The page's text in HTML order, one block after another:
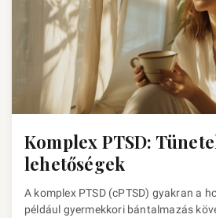
Komplex PTSD:
lehetőségek
A komplex PTSD (cPTSD) gyakran a
például gyermekkori bántalmazás